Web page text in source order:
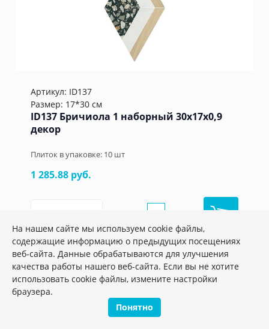
Артикул: ID137
Размер: 17*30 см
ID137 Бричиола 1 наборный 30х17x0,9
декор
Плиток в упаковке: 10 шт
1 285.88 руб.
На нашем сайте мы используем cookie файлы,
содержащие информацию о предыдущих посещениях
веб-сайта. Данные обрабатываются для улучшения
качества работы нашего веб-сайта. Если вы не хотите
использовать cookie файлы, измените настройки
браузера.
Понятно